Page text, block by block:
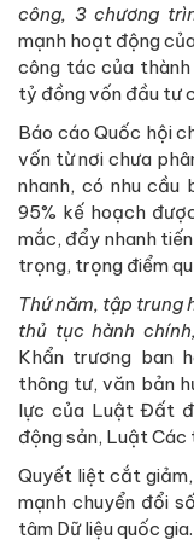
công, 3 chương
mạnh hoạt động
công tác của thành
tỷ đồng vốn đầu tư
Báo cáo Quốc hội
vốn từ nơi chưa
nhanh, có nhu cầu
95% kế hoạch
mắc, đẩy nhanh
trọng, trọng điểm
Thứ năm, tập trung
thủ tục hành
Khẩn trương ban
thông tư, văn bản
lực của Luật Đất
động sản, Luật
Quyết liệt cắt
mạnh chuyển đổi
tâm Dữ liệu quốc gia.